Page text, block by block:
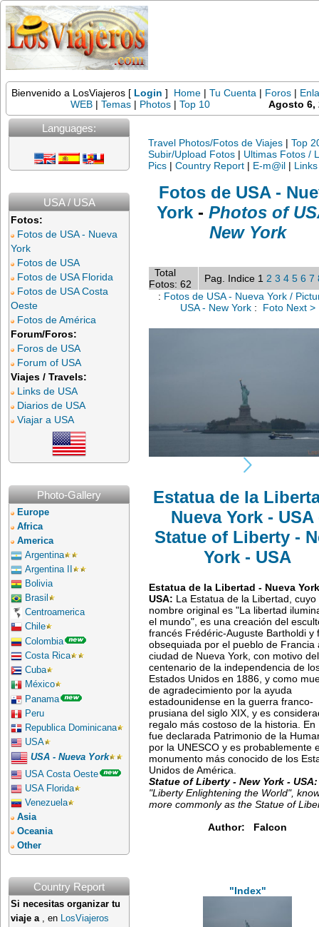
Bienvenido a LosViajeros [ Login ] Home | Tu Cuenta | Foros |
WEB| Temas| Photos | Top 10 Agosto 6,
Languages:
USA / USA
Fotos:
Fotos de USA - Nueva
York
Fotos de USA
Fotos de USA Florida
Fotos de USA Costa
Oeste
Fotos de América
Forum/Foros:
Foros de USA
Forum of USA
Viajes / Travels:
Links de USA
Diarios de USA
Viajar a USA
Photo-Gallery
Europe
Africa
America
Argentina
Argentina II
Bolivia
Brasil
Centroamerica
Chile
Colombia
Costa Rica
Cuba
México
Panama
Peru
Republica Dominicana
USA
USA - Nueva York
USA Costa Oeste
USA Florida
Venezuela
Asia
Oceania
Other
Country Report
Si necesitas organizar tu
viaje a , en LosViajeros
Travel Photos/Fotos de Viajes | Top
Subir/Upload Fotos | Ultimas Fotos /
Pics | Country Report | E-m@il | Links
Fotos de USA -
York- Photos of
New York
Total
Fotos: 62
Pag. Indice 1 2 3 4 5 6 7
: Fotos de USA - Nueva York /
USA - New York: Foto Next >
Estatua de la
Nueva York - USA
Statue of Liberty -
York - USA
Estatua de la Libertad - Nueva
USA: La Estatua de la Libertad, cuyo
nombre original es "La libertad
el mundo", es una creación del
francés Frédéric-Auguste Bartholdi y
obsequiada por el pueblo de Francia
ciudad de Nueva York, con motivo del
centenario de la independencia de
Estados Unidos en 1886, y como
de agradecimiento por la ayuda
estadounidense en la guerra franco-
prusiana del siglo XIX, y es
regalo más costoso de la historia. En
fue declarada Patrimonio de la
por la UNESCO y es probablemente
monumento más conocido de los
Unidos de América.
Statue of Liberty - New York - USA:
"Liberty Enlightening the World",
more commonly as the Statue of
Author: Falcon
"Index"